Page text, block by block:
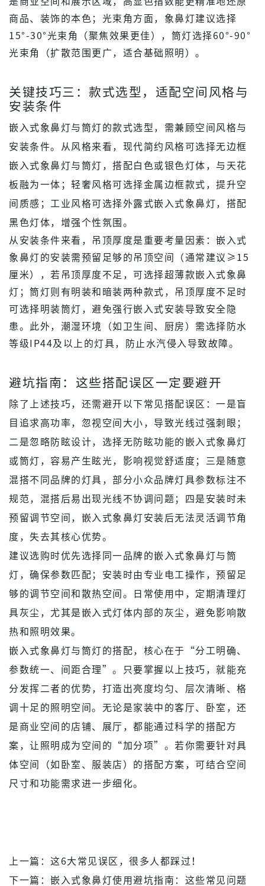
商品、装饰的本色；光束角方面，象鼻灯建议选择
15°-30°光束角（聚焦效果更佳），筒灯选择60°-90°
光束角（扩散范围更广，适合基础照明）。
关键技巧三：款式选型，适配空间风格与
安装条件
嵌入式象鼻灯与筒灯的款式选型，需兼顾空间风格与
安装条件。从风格来看，现代简约风格可选择无边框
嵌入式象鼻灯与筒灯，搭配白色或银色灯体，与天花
板融为一体；轻奢风格可选择金属边框款式，提升空
间质感；工业风格可选择外露式嵌入式象鼻灯，搭配
黑色灯体，增强个性氛围。
从安装条件来看，吊顶厚度是重要考量因素：嵌入式
象鼻灯的安装需预留足够的吊顶空间（通常建议≥15
厘米），若吊顶厚度不足，可选择超薄款嵌入式象鼻
灯；筒灯则有明装和暗装两种款式，吊顶厚度不足时
可选择明装筒灯，避免强行嵌入式安装导致安全隐
患。此外，潮湿环境（如卫生间、厨房）需选择防水
等级IP44及以上的灯具，防止水汽侵入导致故障。
避坑指南：这些搭配误区一定要避开
除了上述技巧，还需避开以下常见搭配误区：一是盲
目追求高功率，忽视空间大小，导致光线过强刺眼；
二是忽略防眩设计，选择无防眩功能的嵌入式象鼻灯
或筒灯，容易产生眩光，影响视觉舒适度；三是随意
混搭不同品牌的灯具，部分小众品牌灯具参数标注不
规范，混搭后易出现光线不协调问题；四是安装时未
预留调节空间，嵌入式象鼻灯安装后无法灵活调节角
度，失去其核心优势。
建议选购时优先选择同一品牌的嵌入式象鼻灯与筒
灯，确保参数匹配；安装时由专业电工操作，预留足
够的调节空间和散热空间。日常使用中，定期清理灯
具灰尘，尤其是嵌入式灯体内部的灰尘，避免影响散
热和照明效果。
嵌入式象鼻灯与筒灯的搭配，核心在于“分工明确、
参数统一、间距合理”。只要掌握以上技巧，就能充
分发挥二者的优势，打造出亮度均匀、层次清晰、格
调十足的照明空间。无论是家装中的客厅、卧室，还
是商业空间的店铺、展厅，都能通过科学的搭配方
案，让照明成为空间的“加分项”。若你需要针对具
体空间（如卧室、服装店）的搭配方案，可结合空间
尺寸和功能需求进一步细化。
上一篇： 这6大常见误区，很多人都踩过！
下一篇： 嵌入式象鼻灯使用避坑指南：这些常见问题